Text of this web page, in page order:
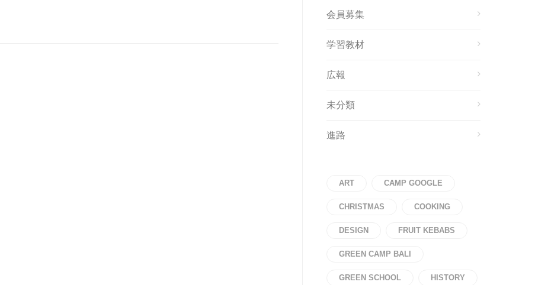
会員募集
学習教材
広報
未分類
進路
ART CAMP GOOGLE
CHRISTMAS COOKING
DESIGN FRUIT KEBABS
GREEN CAMP BALI
GREEN SCHOOL HISTORY